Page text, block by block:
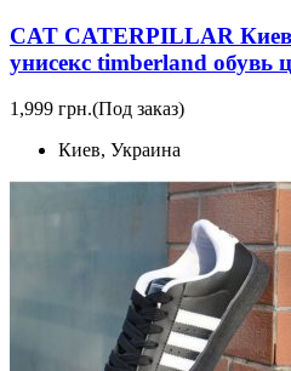
CAT CATERPILLAR
унисекс timberland обувь
1,999 грн.(Под заказ)
Киев, Украина